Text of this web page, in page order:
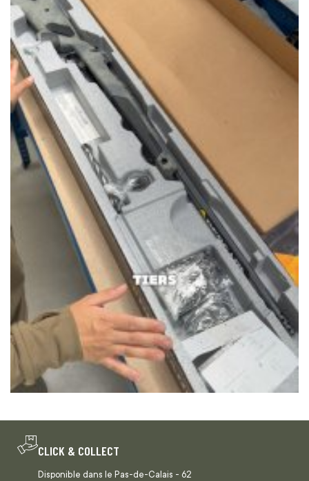
CLICK & COLLECT
Disponible dans le Pas-de-Calais - 62